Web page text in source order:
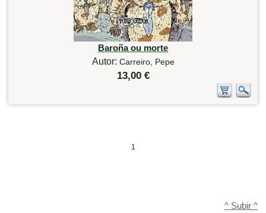
Baroña ou morte
Autor: Carreiro, Pepe
13,00 €
1
^ Subir ^